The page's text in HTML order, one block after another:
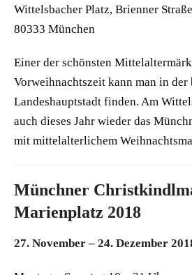
Wittelsbacher Platz, Brienner
80333 München
Einer der schönsten
Vorweihnachtszeit kann man in der
Landeshauptstadt finden. Am
auch dieses Jahr wieder das
mit mittelalterlichem
Münchner
Marienplatz 2018
27. November – 24. Dezember